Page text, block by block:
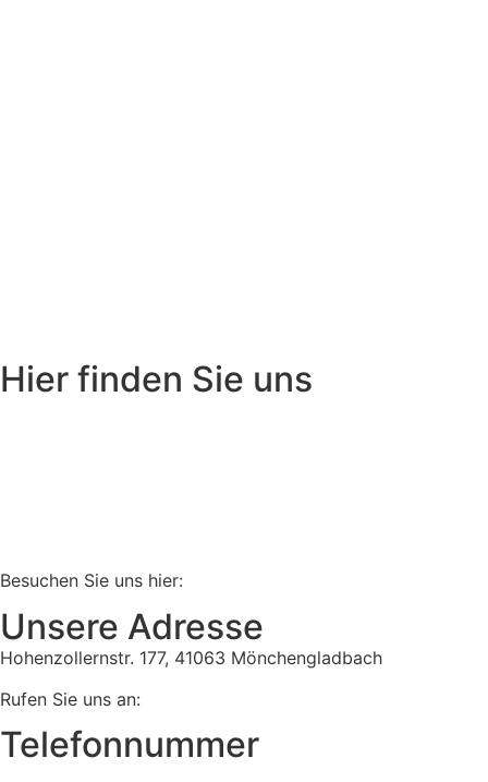
Hier finden Sie uns
Besuchen Sie uns hier:
Unsere Adresse
Hohenzollernstr. 177, 41063 Mönchengladbach
Rufen Sie uns an:
Telefonnummer